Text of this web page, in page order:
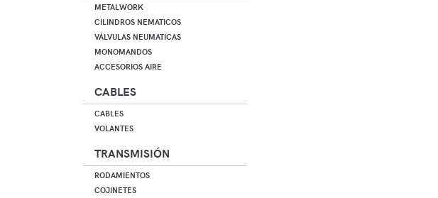
METALWORK
CILINDROS NEMATICOS
VÁLVULAS NEUMATICAS
MONOMANDOS
ACCESORIOS AIRE
CABLES
CABLES
VOLANTES
TRANSMISIÓN
RODAMIENTOS
COJINETES